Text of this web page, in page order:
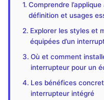
Comprendre
définition et usages
Explorer les styles et
équipées d’un
Où et comment
interrupteur pour un
Les bénéfices
interrupteur intégré